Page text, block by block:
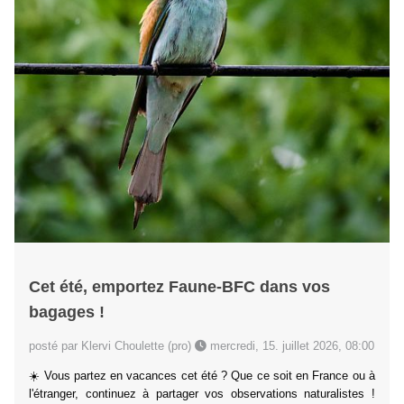
Cet été, emportez Faune-BFC dans vos
bagages !
posté par Klervi Choulette (pro) mercredi, 15. juillet 2026, 08:00
☀️ Vous partez en vacances cet été ? Que ce soit en France ou à
l'étranger, continuez à partager vos observations naturalistes !